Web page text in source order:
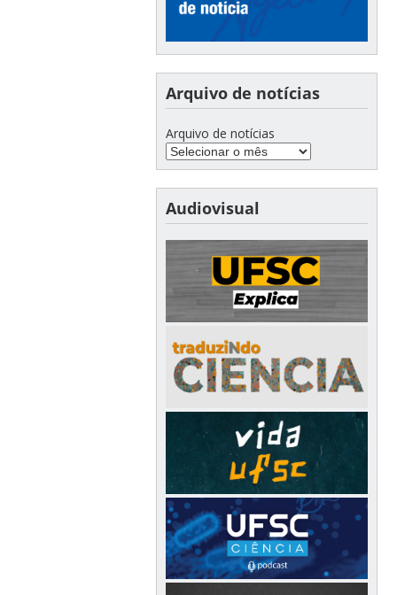
Arquivo de notícias
Arquivo de notícias
Audiovisual